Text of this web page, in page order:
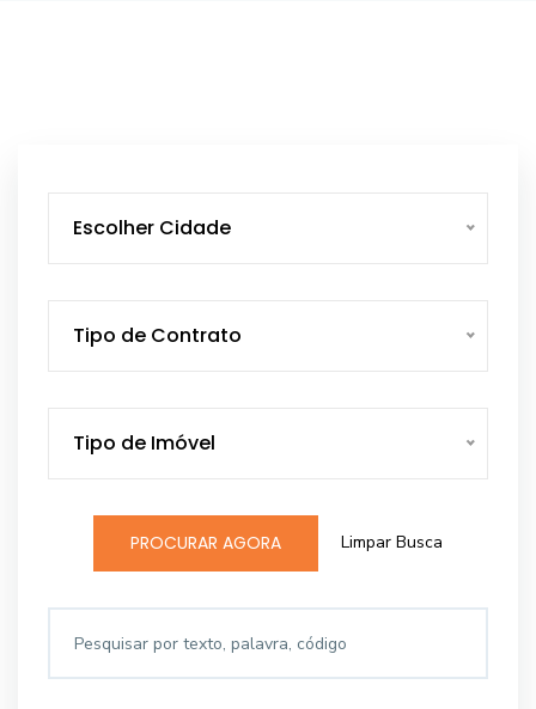
Escolher Cidade
Tipo de Contrato
Tipo de Imóvel
PROCURAR AGORA Limpar Busca